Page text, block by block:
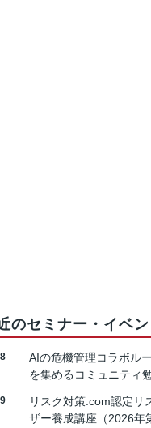
のセミナー・イベン
AIの危機管理コラボル
を集めるコミュニティ
リスク対策.com認定リ
ザー養成講座（2026年